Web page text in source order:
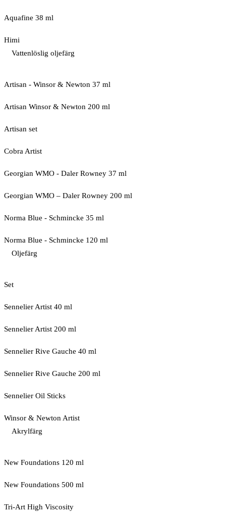
Aquafine 38 ml
Himi
Vattenlöslig oljefärg
Artisan - Winsor & Newton 37 ml
Artisan Winsor & Newton 200 ml
Artisan set
Cobra Artist
Georgian WMO - Daler Rowney 37 ml
Georgian WMO – Daler Rowney 200 ml
Norma Blue - Schmincke 35 ml
Norma Blue - Schmincke 120 ml
Oljefärg
Set
Sennelier Artist 40 ml
Sennelier Artist 200 ml
Sennelier Rive Gauche 40 ml
Sennelier Rive Gauche 200 ml
Sennelier Oil Sticks
Winsor & Newton Artist
Akrylfärg
New Foundations 120 ml
New Foundations 500 ml
Tri-Art High Viscosity